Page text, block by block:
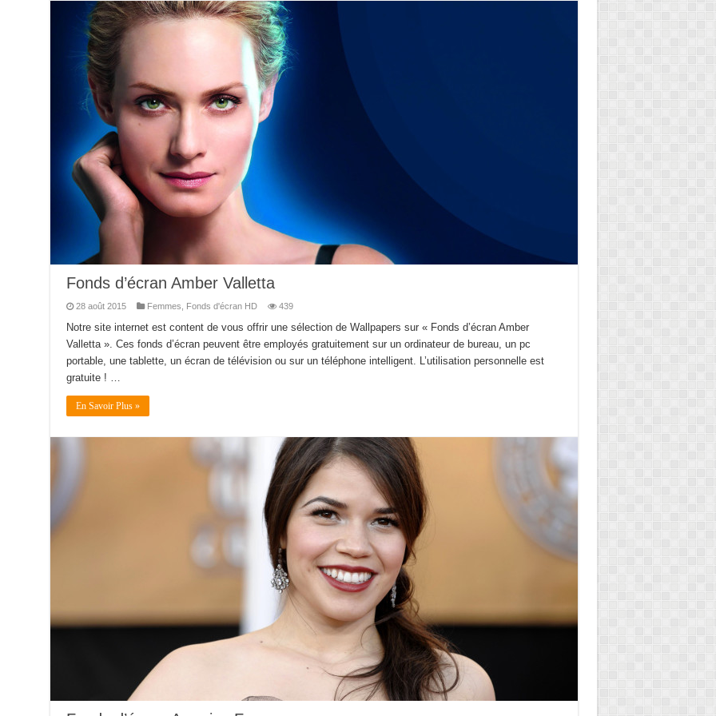
Fonds d’écran Amber Valletta
28 août 2015 Femmes Fonds d'écran HD 439
Notre site internet est content de vous offrir une sélection de Wallpapers sur « Fonds d’écran Amber
Valletta ». Ces fonds d’écran peuvent être employés gratuitement sur un ordinateur de bureau, un pc
portable, une tablette, un écran de télévision ou sur un téléphone intelligent. L’utilisation personnelle est
gratuite ! …
En Savoir Plus »